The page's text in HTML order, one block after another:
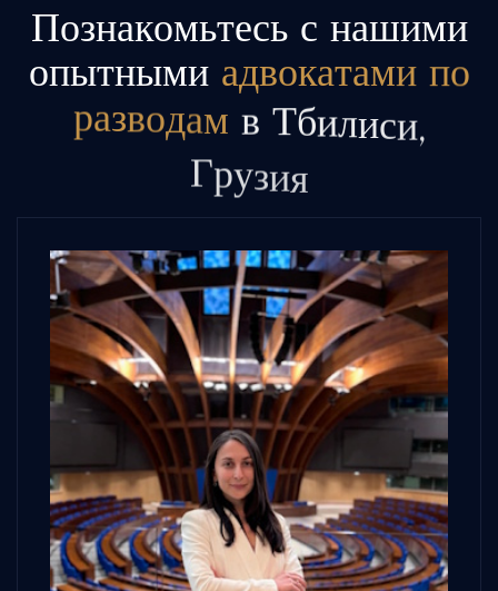
Познакомьтесь с нашими
опытными адвокатами по
разводам в Тбилиси,
Грузия